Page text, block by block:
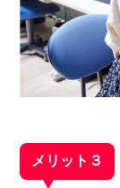
メリット３